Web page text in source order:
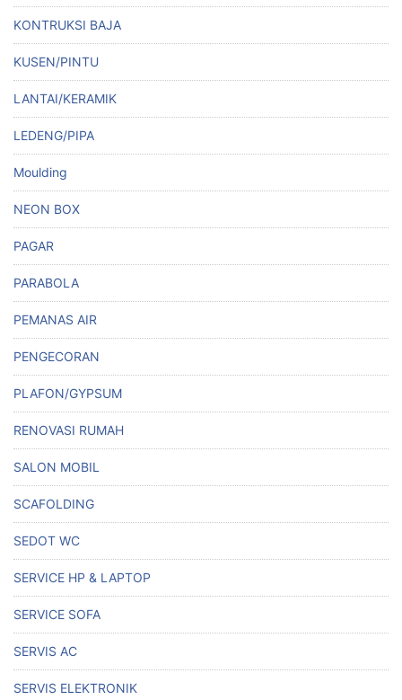
KONTRUKSI BAJA
KUSEN/PINTU
LANTAI/KERAMIK
LEDENG/PIPA
Moulding
NEON BOX
PAGAR
PARABOLA
PEMANAS AIR
PENGECORAN
PLAFON/GYPSUM
RENOVASI RUMAH
SALON MOBIL
SCAFOLDING
SEDOT WC
SERVICE HP & LAPTOP
SERVICE SOFA
SERVIS AC
SERVIS ELEKTRONIK